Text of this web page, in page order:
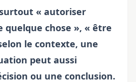
« autoriser
quelque chose », « être
le contexte, une
peut aussi
ou une conclusion.